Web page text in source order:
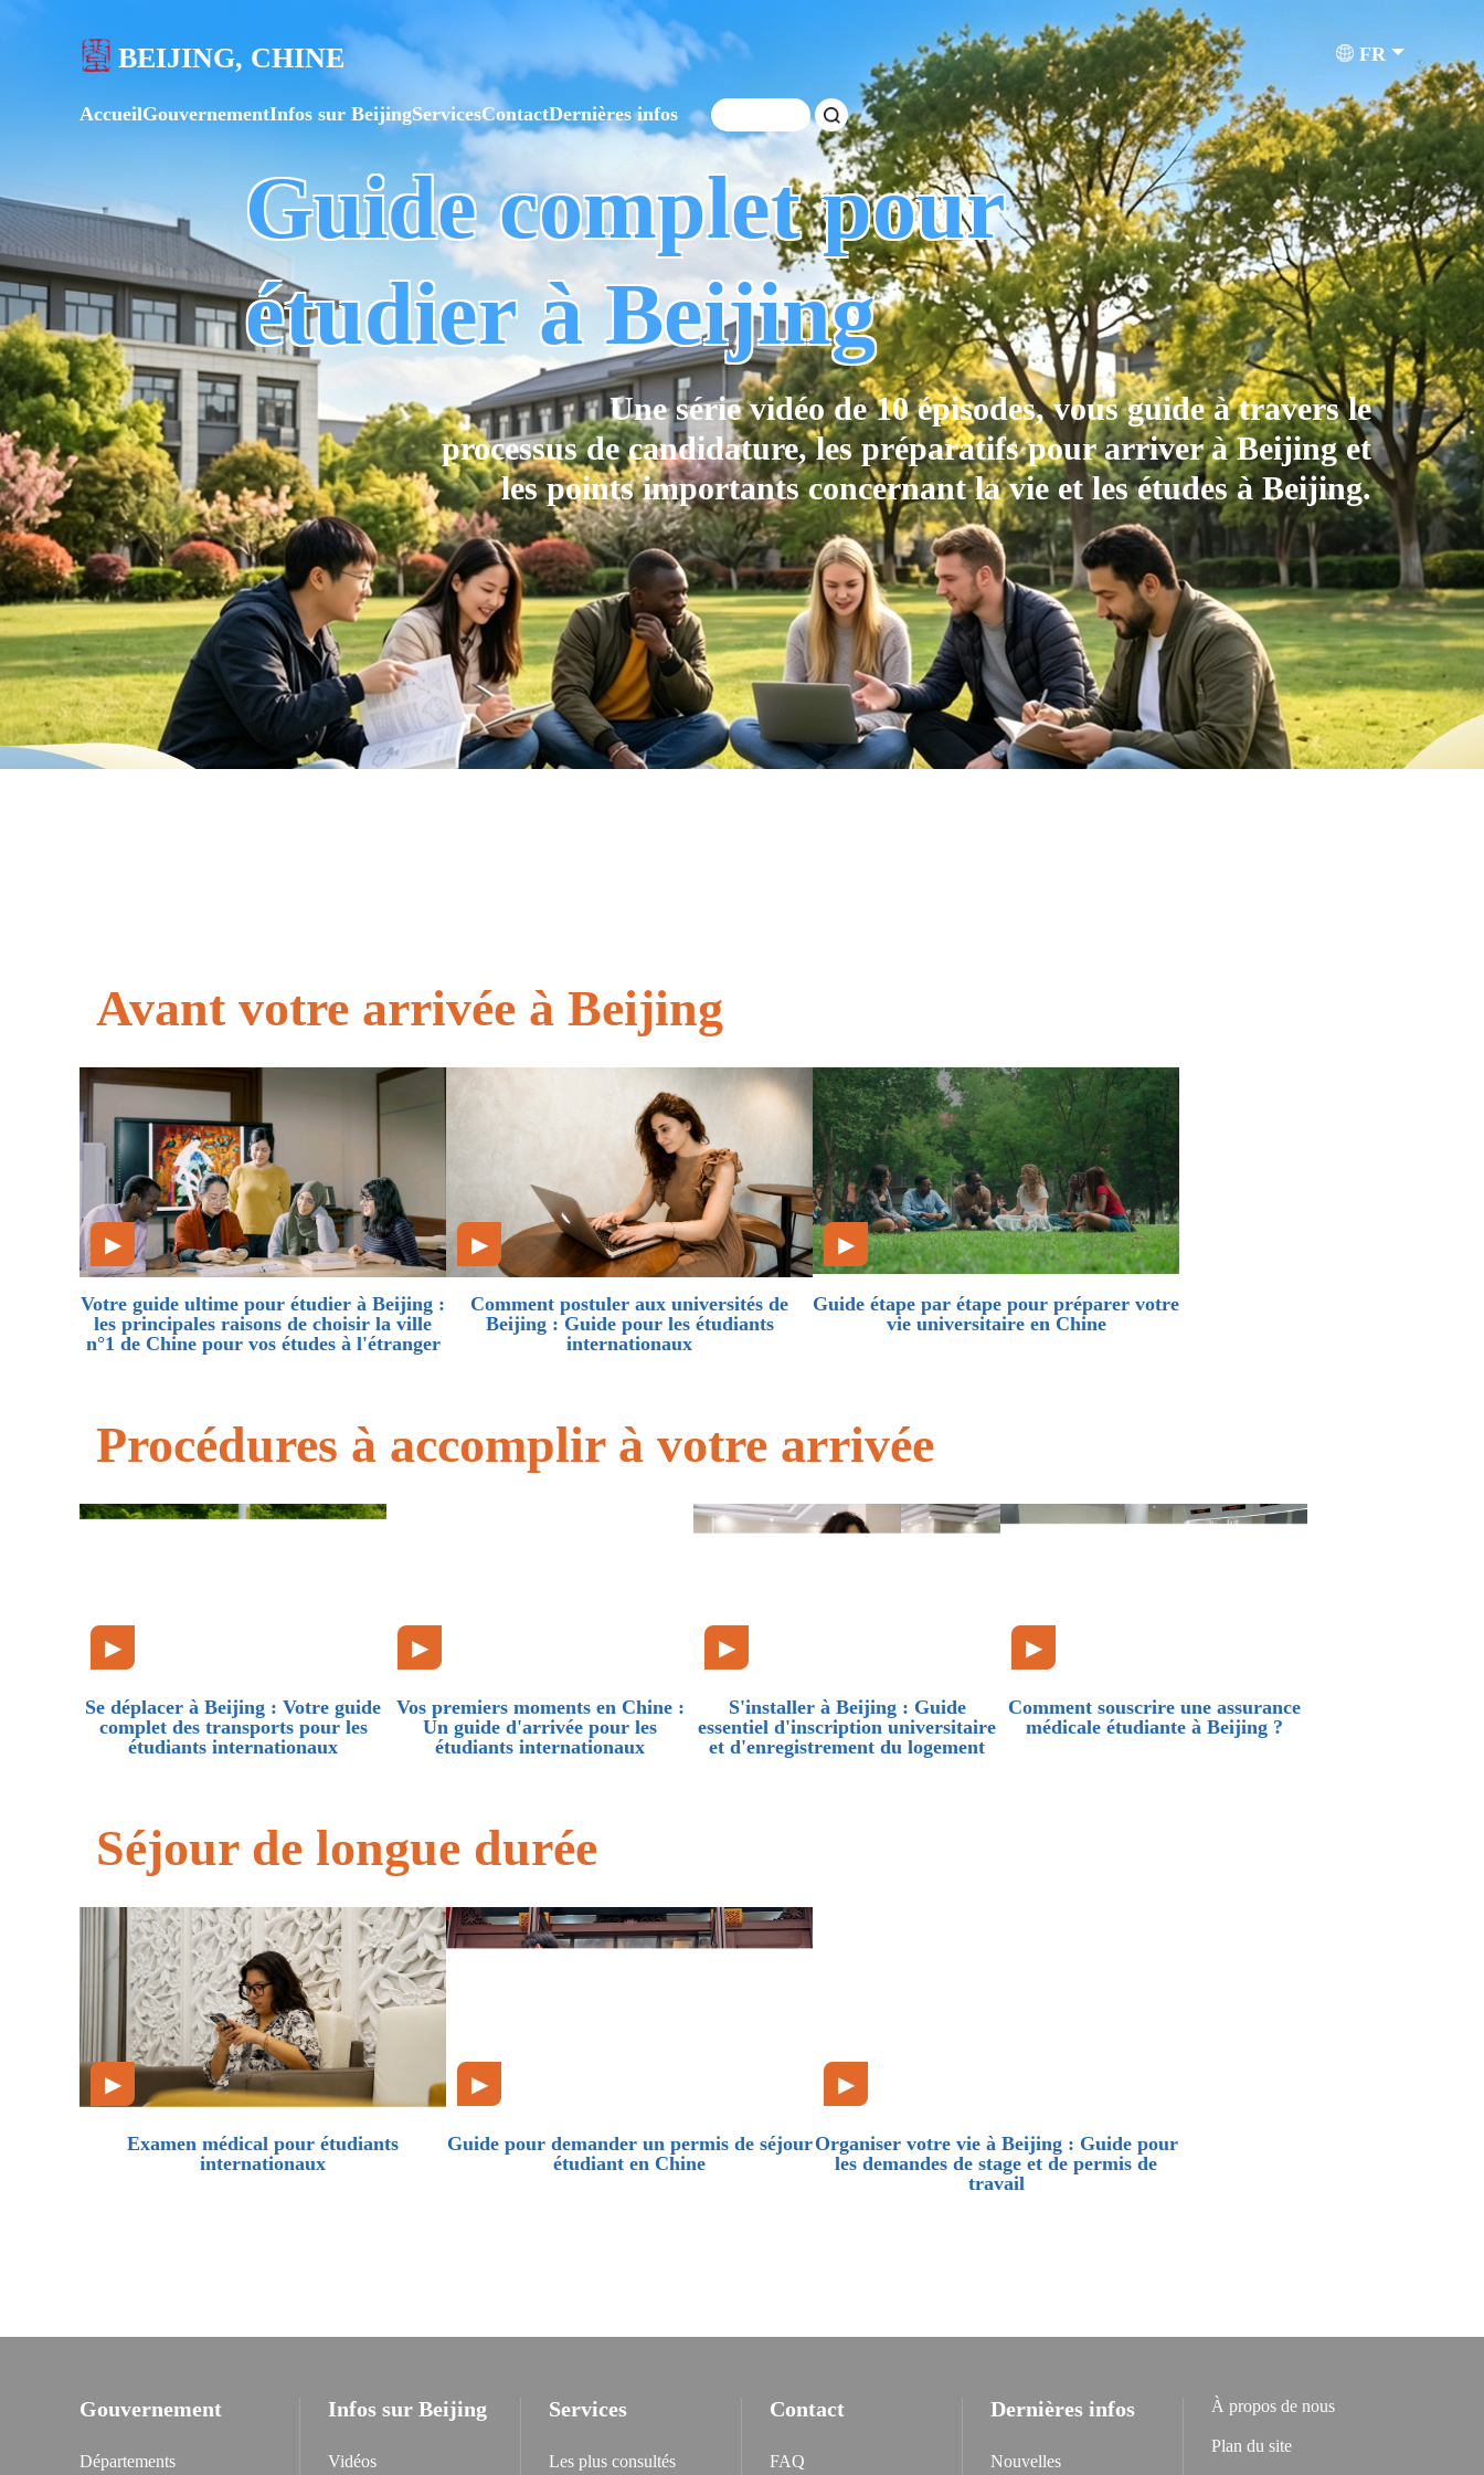
BEIJING, CHINE FR
AccueilGouvernementInfos sur BeijingServicesContactDernières infos
Guide complet pour
étudier à Beijing
Une série vidéo de 10 épisodes, vous guide à travers le
processus de candidature, les préparatifs pour arriver à Beijing et
les points importants concernant la vie et les études à Beijing.
Avant votre arrivée à Beijing
▶
Votre guide ultime pour étudier à Beijing :
les principales raisons de choisir la ville
n°1 de Chine pour vos études à l'étranger
▶
Comment postuler aux universités de
Beijing : Guide pour les étudiants
internationaux
▶
Guide étape par étape pour préparer votre
vie universitaire en Chine
Procédures à accomplir à votre arrivée
▶
Se déplacer à Beijing : Votre guide
complet des transports pour les
étudiants internationaux
▶
Vos premiers moments en Chine :
Un guide d'arrivée pour les
étudiants internationaux
▶
S'installer à Beijing : Guide
essentiel d'inscription universitaire
et d'enregistrement du logement
▶
Comment souscrire une assurance
médicale étudiante à Beijing ?
Séjour de longue durée
▶
Examen médical pour étudiants
internationaux
▶
Guide pour demander un permis de séjour
étudiant en Chine
▶
Organiser votre vie à Beijing : Guide pour
les demandes de stage et de permis de
travail
Gouvernement
Départements
Infos sur Beijing
Vidéos
Services
Les plus consultés
Contact
FAQ
Dernières infos
Nouvelles
À propos de nous
Plan du site